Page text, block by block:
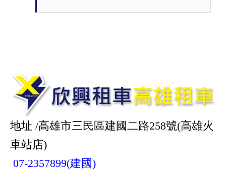
地址 /高雄市三民區建國二路258號(高雄火
車站店)
07-2357899(建國)